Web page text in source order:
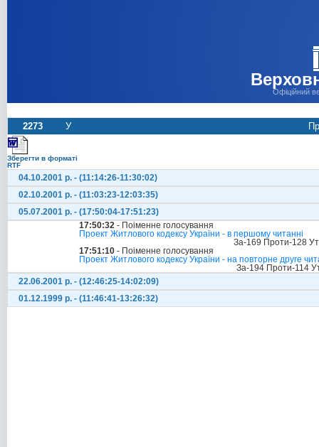
Офіційний
2273 У
Зберегти в форматі
RTF
04.10.2001 р. - (11:14:26-11:30:02)
02.10.2001 р. - (11:03:23-12:03:35)
05.07.2001 р. - (17:50:04-17:51:23)
17:50:32 - Поіменне голосування
Проект Житлового кодексу України - в першому читанні
За-169 Проти-128
17:51:10 - Поіменне голосування
Проект Житлового кодексу України - на повторне друге
За-194 Проти-114
22.06.2001 р. - (12:46:25-14:02:09)
01.12.1999 р. - (11:46:41-13:26:32)